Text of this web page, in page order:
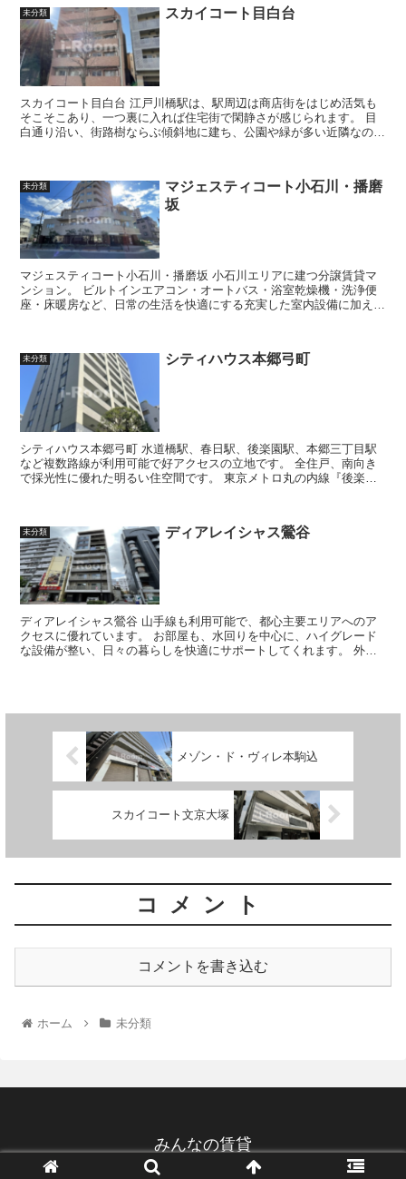
未分類 スカイコート目白台
スカイコート目白台 江戸川橋駅は、駅周辺は商店街をはじめ活気も
そこそこあり、一つ裏に入れば住宅街で閑静さが感じられます。 目
白通り沿い、街路樹ならぶ傾斜地に建ち、公園や緑が多い近隣なの
未分類
マジェスティコート小石川・播磨
坂
マジェスティコート小石川・播磨坂 小石川エリアに建つ分譲賃貸マ
ンション。 ビルトインエアコン・オートバス・浴室乾燥機・洗浄便
座・床暖房など、日常の生活を快適にする充実した室内設備に加え、
未分類 シティハウス本郷弓町
シティハウス本郷弓町 水道橋駅、春日駅、後楽園駅、本郷三丁目駅
など複数路線が利用可能で好アクセスの立地です。 全住戸、南向き
で採光性に優れた明るい住空間です。 東京メトロ丸の内線『後楽
未分類 ディアレイシャス鶯谷
ディアレイシャス鶯谷 山手線も利用可能で、都心主要エリアへのア
クセスに優れています。 お部屋も、水回りを中心に、ハイグレード
な設備が整い、日々の暮らしを快適にサポートしてくれます。 外観
メゾン・ド・ヴィレ本駒込
スカイコート文京大塚
コメント
コメントを書き込む
ホーム 未分類
みんなの賃貸
© 2022 みんなの賃貸.